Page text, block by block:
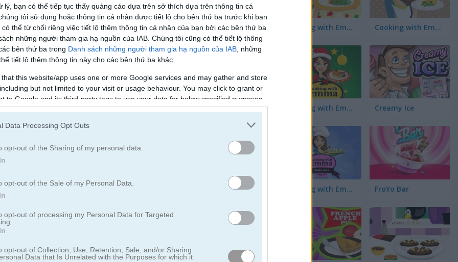
lý, bạn có thể tiếp tục thấy quảng cáo dựa trên sở thích dựa trên thông tin cá
tôi sử dụng hoặc thông tin cá nhân được tiết lộ cho bên thứ ba trước khi bạn
thể từ chối riêng việc tiết lộ thêm thông tin cá nhân của bạn bởi các bên thứ ba
những người tham gia hạ nguồn của IAB. Chúng tôi cũng có thể tiết lộ thông
bên thứ ba trong Danh sách những người tham gia hạ nguồn của IAB , những
tiết lộ thêm thông tin này cho các bên thứ ba khác.
that this website/app uses one or more Google services and may gather and store
but not limited to your visit or usage behaviour. You may click to grant or
to Google and its third-party tags to use your data for below specified purposes
consent section.
Data Processing Opt Outs
opt-out of the Sharing of my personal data.
opt-out of the Sale of my Personal Data.
opt-out of processing my Personal Data for Targeted
opt-out of Collection, Use, Retention, Sale, and/or Sharing
Data that Is Unrelated with the Purposes for which it
Emma: Zucchini Spaghetti
tiếng Nấu ăn với Emma
Bolognese thuần chay. Làm theo hướng dẫn của cô ấy bằng cách di
Cooking with Emma: Tasty Vegetable Lasagna Cooking with Emma: Tomato Quiche Vegan
Cooking with Emma: Baked Apples Vegan Creamy Ice
Cooking with Emma: Sushi Rolls Vegan FroYo Bar